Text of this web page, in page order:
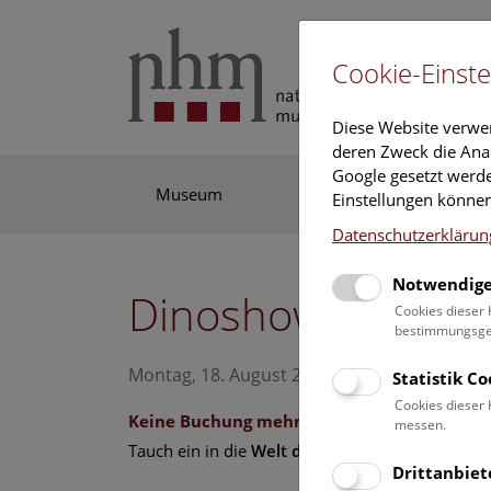
Museum Ausstellung
Dinoshow
Montag, 18. August 2025, 16:30 Uhr –
Keine Buchung mehr möglich.
Tauch ein in die Welt der Saurier!
Cookie-
Diese Website
deren Zweck die
Google gesetzt
Einstellungen
Cookies dieser
Statistik
Cookies dieser
messen.